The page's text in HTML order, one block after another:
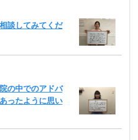
談してみてくだ
の中でのアドバ
ったように思い